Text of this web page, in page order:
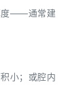
度——通常建
小；或腔内